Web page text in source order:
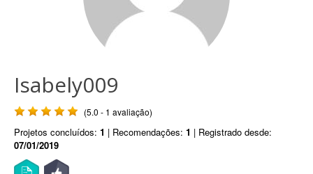
Isabely009
(5.0 - 1 avaliação)
Projetos concluídos: 1 | Recomendações: 1 | Registrado desde:
07/01/2019